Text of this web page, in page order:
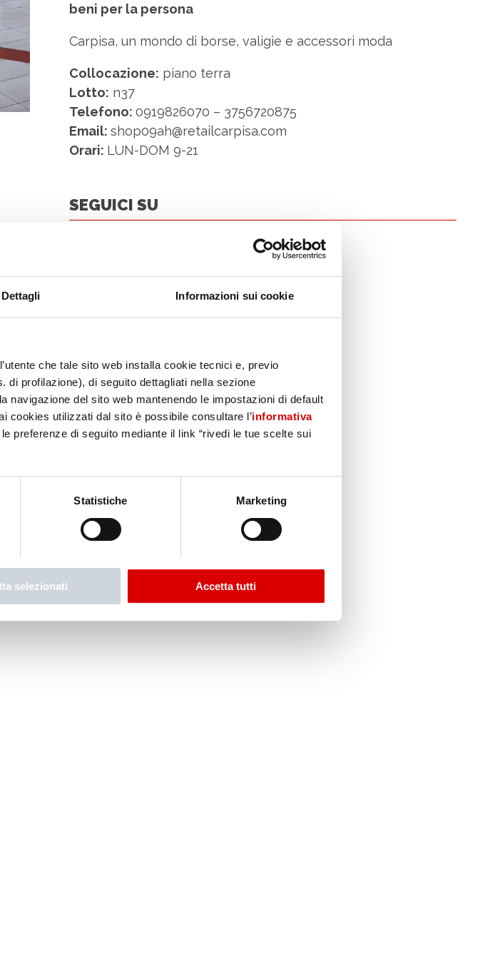
Dettagli Informazioni sui cookie
che tale sito web installa cookie tecnici e, previo
di profilazione), di seguito dettagliati nella sezione
navigazione del sito web mantenendo le impostazioni di default
cookies utilizzati dal sito è possibile consultare l’informativa
preferenze di seguito mediante il link “rivedi le tue scelte sui
Statistiche Marketing
selezionati Accetta tutti
beni per la persona
Carpisa, un mondo di borse, valigie e accessori moda
Collocazione: piano terra
Lotto: n37
Telefono: 0919826070 – 3756720875
Email: shop09ah@retailcarpisa.com
Orari: LUN-DOM 9-21
SEGUICI SU